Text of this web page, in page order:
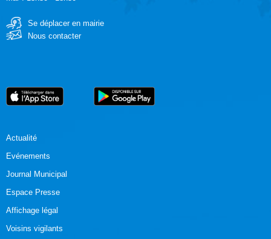
Se déplacer en mairie
Nous contacter
Actualité
Evénements
Journal Municipal
Espace Presse
Affichage légal
Voisins vigilants